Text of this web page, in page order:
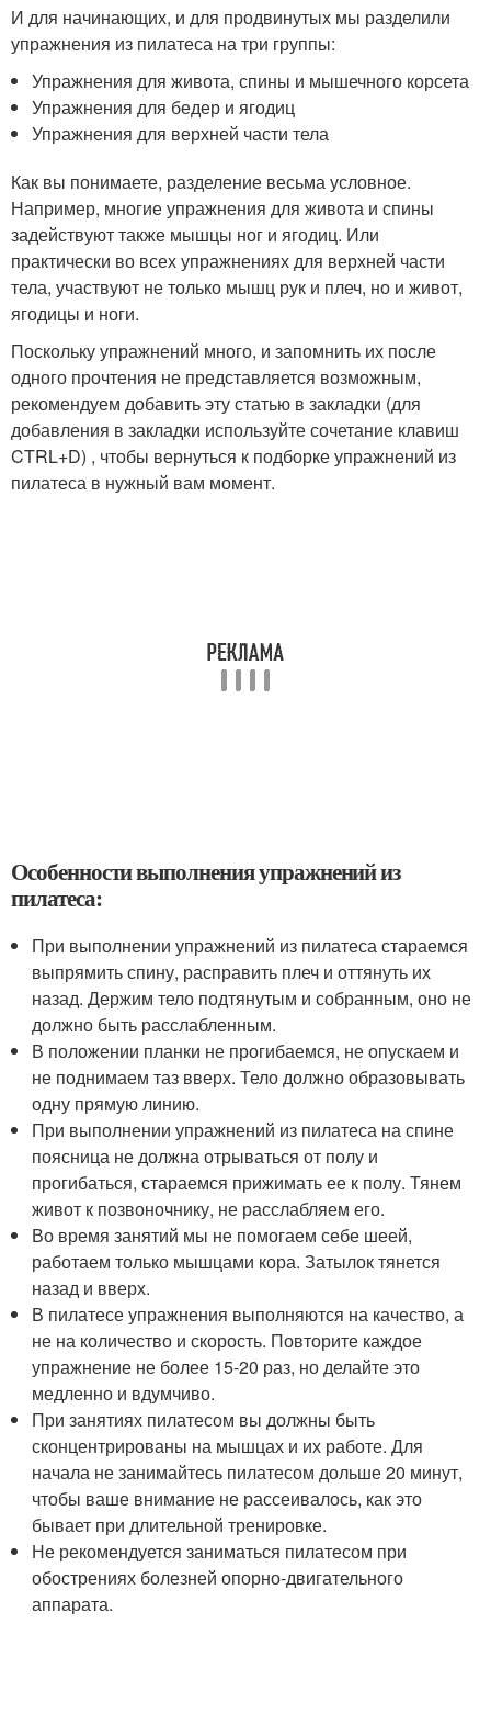
И для начинающих, и для продвинутых мы разделили
упражнения из пилатеса на три группы:
Упражнения для живота, спины и мышечного корсета
Упражнения для бедер и ягодиц
Упражнения для верхней части тела
Как вы понимаете, разделение весьма условное.
Например, многие упражнения для живота и спины
задействуют также мышцы ног и ягодиц. Или
практически во всех упражнениях для верхней части
тела, участвуют не только мышц рук и плеч, но и живот,
ягодицы и ноги.
Поскольку упражнений много, и запомнить их после
одного прочтения не представляется возможным,
рекомендуем добавить эту статью в закладки (для
добавления в закладки используйте сочетание клавиш
CTRL+D) , чтобы вернуться к подборке упражнений из
пилатеса в нужный вам момент.
Особенности выполнения упражнений из
пилатеса:
При выполнении упражнений из пилатеса стараемся
выпрямить спину, расправить плеч и оттянуть их
назад. Держим тело подтянутым и собранным, оно не
должно быть расслабленным.
В положении планки не прогибаемся, не опускаем и
не поднимаем таз вверх. Тело должно образовывать
одну прямую линию.
При выполнении упражнений из пилатеса на спине
поясница не должна отрываться от полу и
прогибаться, стараемся прижимать ее к полу. Тянем
живот к позвоночнику, не расслабляем его.
Во время занятий мы не помогаем себе шеей,
работаем только мышцами кора. Затылок тянется
назад и вверх.
В пилатесе упражнения выполняются на качество, а
не на количество и скорость. Повторите каждое
упражнение не более 15-20 раз, но делайте это
медленно и вдумчиво.
При занятиях пилатесом вы должны быть
сконцентрированы на мышцах и их работе. Для
начала не занимайтесь пилатесом дольше 20 минут,
чтобы ваше внимание не рассеивалось, как это
бывает при длительной тренировке.
Не рекомендуется заниматься пилатесом при
обострениях болезней опорно-двигательного
аппарата.